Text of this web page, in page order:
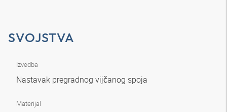
SVOJSTVA
Izvedba
Nastavak pregradnog vijčanog spoja
Materijal